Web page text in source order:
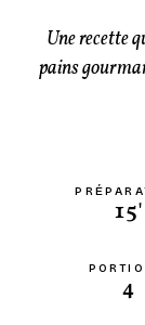
Une recette
pains
15'
4